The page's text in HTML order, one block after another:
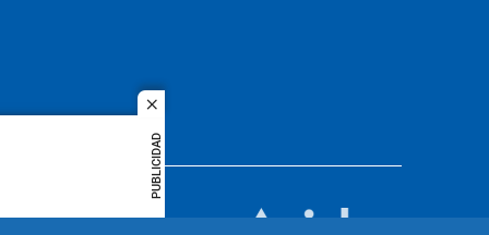
close
PUBLICIDAD
idioma